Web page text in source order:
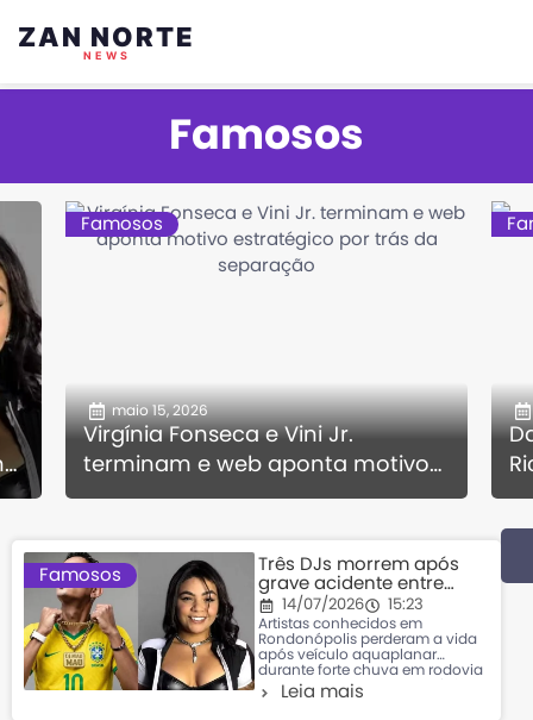
ZAN NORTE
NEWS
Famosos
Famosos
maio 15, 2026
Virgínia Fonseca e Vini Jr.
terminam e web aponta motivo
estratégico por trás da
Famosos
Três DJs morrem após
grave acidente entre
carro e carreta na MT-
249
14/07/2026 15:23
Artistas conhecidos em
Rondonópolis perderam a vida
após veículo aquaplanar
durante forte chuva em rodovia
de Mato Grosso Uma tragédia
marcou o fim de semana em
Leia mais